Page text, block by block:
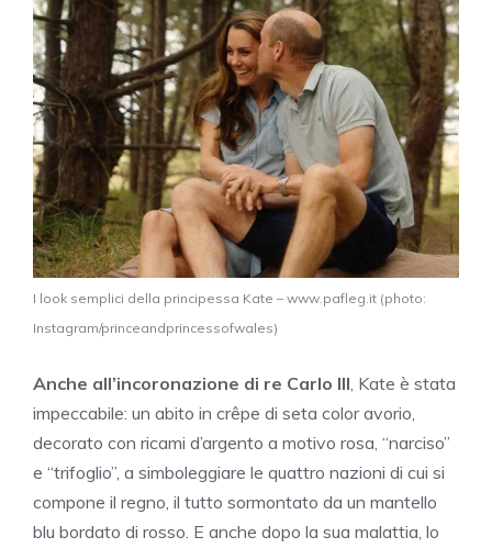
I look semplici della principessa Kate – www.pafleg.it (photo:
Instagram/princeandprincessofwales)
Anche all’incoronazione di re Carlo III , Kate è stata
impeccabile: un abito in crêpe di seta color avorio,
decorato con ricami d’argento a motivo rosa, “narciso”
e “trifoglio”, a simboleggiare le quattro nazioni di cui si
compone il regno, il tutto sormontato da un mantello
blu bordato di rosso. E anche dopo la sua malattia, lo